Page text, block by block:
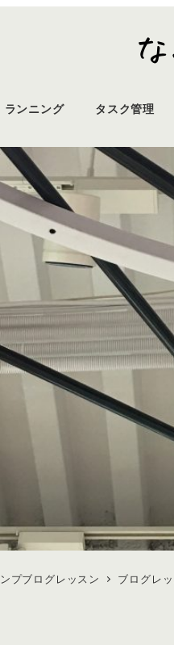
ランニング タスク管理
プブログレッスン
ブログレ